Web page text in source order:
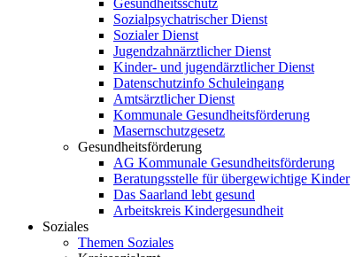
Sozialpsychatrischer Dienst
Sozialer Dienst
Jugendzahnärztlicher Dienst
Kinder- und jugendärztlicher Dienst
Datenschutzinfo Schuleingang
Amtsärztlicher Dienst
Kommunale Gesundheitsförderung
Masernschutzgesetz
Gesundheitsförderung
AG Kommunale Gesundheitsförderung
Beratungsstelle für übergewichtige Kinder
Das Saarland lebt gesund
Arbeitskreis Kindergesundheit
Soziales
Themen Soziales